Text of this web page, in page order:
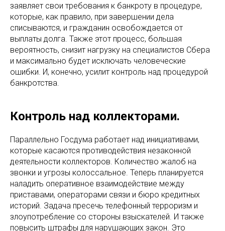
заявляет свои требования к банкроту в процедуре,
которые, как правило, при завершении дела
списываются, и гражданин освобождается от
выплаты долга. Также этот процесс, большая
вероятность, снизит нагрузку на специалистов Сбера
и максимально будет исключать человеческие
ошибки. И, конечно, усилит контроль над процедурой
банкротства.
Контроль над коллекторами.
Параллельно Госдума работает над инициативами,
которые касаются противодействия незаконной
деятельности коллекторов. Количество жалоб на
звонки и угрозы колоссальное. Теперь планируется
наладить оперативное взаимодействие между
приставами, операторами связи и бюро кредитных
историй. Задача пресечь телефонный терроризм и
злоупотребление со стороны взыскателей. И также
повысить штрафы для нарушающих закон. Это